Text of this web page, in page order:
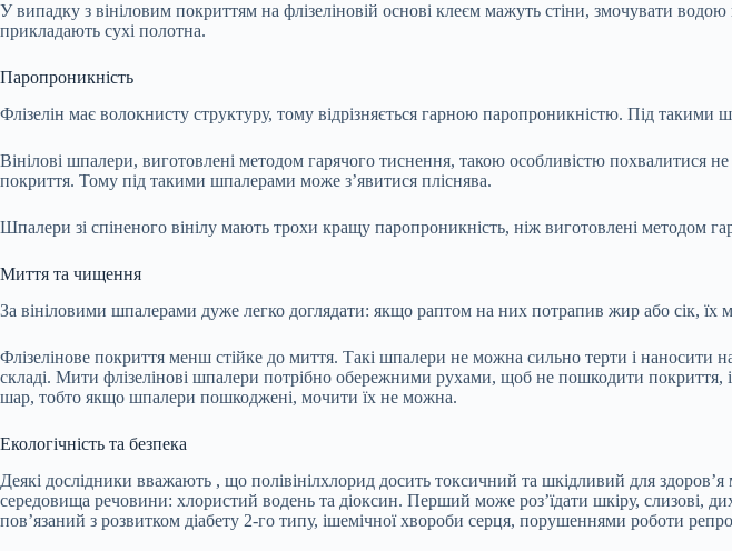
У випадку з вініловим покриттям на флізеліновій основі клеєм мажуть стіни, змочувати
прикладають сухі полотна.
Паропроникність
Флізелін має волокнисту структуру, тому відрізняється гарною паропроникністю. Під
Вінілові шпалери, виготовлені методом гарячого тиснення, такою особливістю
покриття. Тому під такими шпалерами може з’явитися пліснява.
Шпалери зі спіненого вінілу мають трохи кращу паропроникність, ніж виготовлені методом
Миття та чищення
За вініловими шпалерами дуже легко доглядати: якщо раптом на них потрапив жир або сік, їх
Флізелінове покриття менш стійке до миття. Такі шпалери не можна сильно терти і
складі. Мити флізелінові шпалери потрібно обережними рухами, щоб не пошкодити
шар, тобто якщо шпалери пошкоджені, мочити їх не можна.
Екологічність та безпека
Деякі дослідники вважають , що полівінілхлорид досить токсичний та шкідливий для
середовища речовини: хлористий водень та діоксин. Перший може роз’їдати шкіру, слизові,
пов’язаний з розвитком діабету 2-го типу, ішемічної хвороби серця, порушеннями роботи